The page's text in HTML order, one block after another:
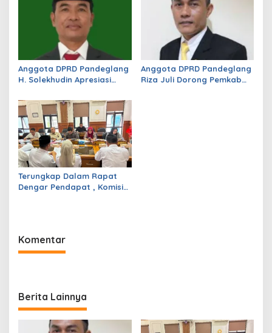
Anggota DPRD Pandeglang
H. Solekhudin Apresiasi
Madrasah Aliyah dari
Gubernur Banten Andra
Soni
Anggota DPRD Pandeglang
Riza Juli Dorong Pemkab
Terungkap Dalam Rapat
Dengar Pendapat , Komisi
Miliar
Komentar
Berita Lainnya